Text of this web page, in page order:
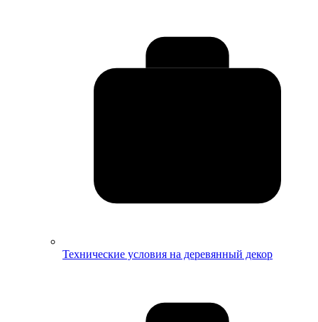
Технические условия на деревянный декор